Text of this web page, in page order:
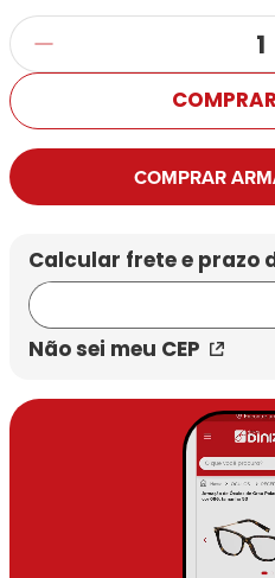
Marcas
Exclusivas
Exclusivas
Marcas
Collection
COMPRAR
Não sei meu CEP